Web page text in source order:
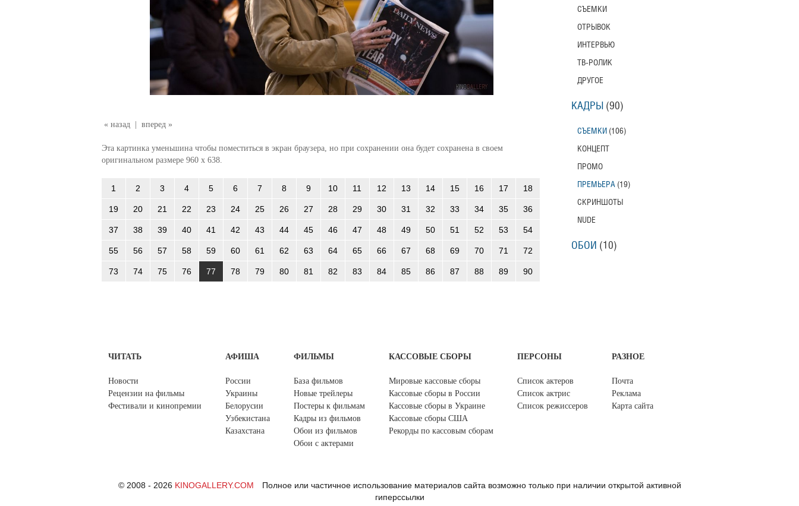
« назад вперед »
Эта картинка уменьшина чтобы поместиться в экран браузера, но при сохранении она будет сохранена в своем
оригинальном размере 960 x 638.
1 2 3 4 5 6 7 8 9 10 11 12 13 14 15 16 17 18
19 20 21 22 23 24 25 26 27 28 29 30 31 32 33 34 35 36
37 38 39 40 41 42 43 44 45 46 47 48 49 50 51 52 53 54
55 56 57 58 59 60 61 62 63 64 65 66 67 68 69 70 71 72
73 74 75 76 77 78 79 80 81 82 83 84 85 86 87 88 89 90
СЪЕМКИ
ОТРЫВОК
ИНТЕРВЬЮ
ТВ-РОЛИК
ДРУГОЕ
КАДРЫ (90)
СЪЕМКИ (106)
КОНЦЕПТ
ПРОМО
ПРЕМЬЕРА (19)
СКРИНШОТЫ
NUDE
ОБОИ (10)
ЧИТАТЬ
Новости
Рецензии на фильмы
Фестивали и кинопремии
АФИША
России
Украины
Белорусии
Узбекистана
Казахстана
ФИЛЬМЫ
База фильмов
Новые трейлеры
Постеры к фильмам
Кадры из фильмов
Обои из фильмов
Обои с актерами
КАССОВЫЕ СБОРЫ
Мировые кассовые сборы
Кассовые сборы в России
Кассовые сборы в Украине
Кассовые сборы США
Рекорды по кассовым сборам
ПЕРСОНЫ
Список актеров
Список актрис
Список режиссеров
РАЗНОЕ
Почта
Реклама
Карта сайта
© 2008 - 2026 KINOGALLERY.COM
Полное или частичное использование материалов сайта возможно только при наличии открытой активной
гиперссылки